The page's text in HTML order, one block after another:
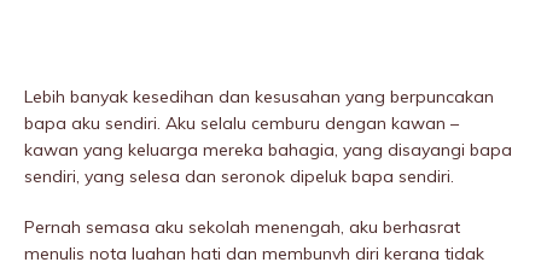
Lebih banyak kesedihan dan kesusahan yang berpuncakan
bapa aku sendiri. Aku selalu cemburu dengan kawan –
kawan yang keluarga mereka bahagia, yang disayangi bapa
sendiri, yang selesa dan seronok dipeIuk bapa sendiri.
Pernah semasa aku sekolah menengah, aku berhasrat
menulis nota luahan hati dan membunvh diri kerana tidak